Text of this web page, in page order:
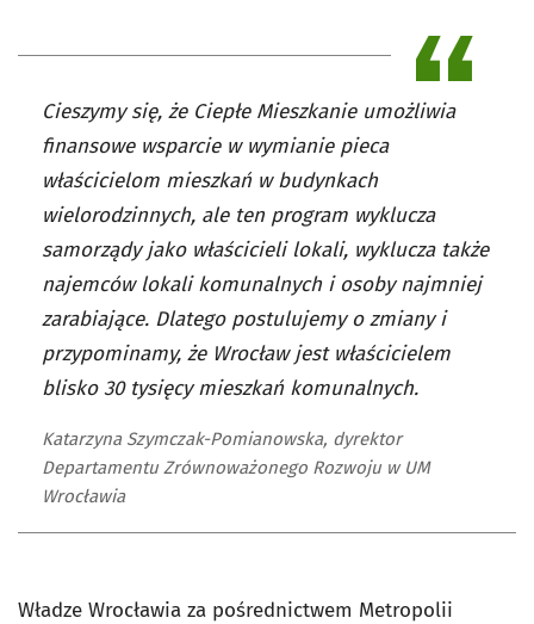
Cieszymy się, że Ciepłe Mieszkanie umożliwia
finansowe wsparcie w wymianie pieca
właścicielom mieszkań w budynkach
wielorodzinnych, ale ten program wyklucza
samorządy jako właścicieli lokali, wyklucza także
najemców lokali komunalnych i osoby najmniej
zarabiające. Dlatego postulujemy o zmiany i
przypominamy, że Wrocław jest właścicielem
blisko 30 tysięcy mieszkań komunalnych.
Katarzyna Szymczak-Pomianowska, dyrektor
Departamentu Zrównoważonego Rozwoju w UM
Wrocławia
Władze Wrocławia za pośrednictwem Metropolii